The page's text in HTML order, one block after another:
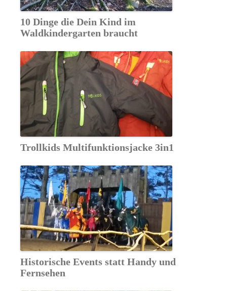
10 Dinge die Dein Kind im
Waldkindergarten braucht
Trollkids Multifunktionsjacke 3in1
Historische Events statt Handy und
Fernsehen